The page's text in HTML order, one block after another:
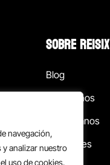
navegación,
analizar nuestro
uso de cookies.
SOBRE REISIX
Blog
Conócenos
Contáctanos
Sucursales